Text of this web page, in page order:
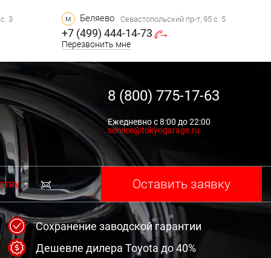
3 м Беляево Севастопольский пр-т, 95 с. 5
+7 (499) 444-14-73
Перезвонить мне
8 (800) 775-17-63
Ежедневно с 8:00 до 22:00
service@tokyogarage.ru
Оставить заявку
Сохранение заводской гарантии
Дешевле дилера Toyota до 40%